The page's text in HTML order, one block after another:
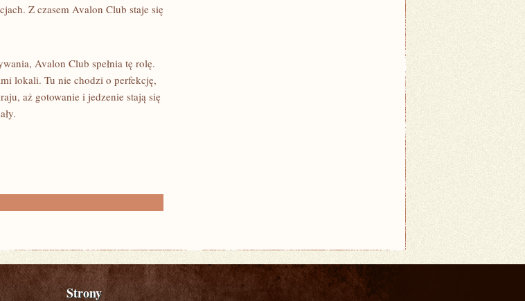
Z czasem Avalon Club staje się
Avalon Club spełnia tę rolę.
lokali. Tu nie chodzi o perfekcję,
aż gotowanie i jedzenie stają się
Strony